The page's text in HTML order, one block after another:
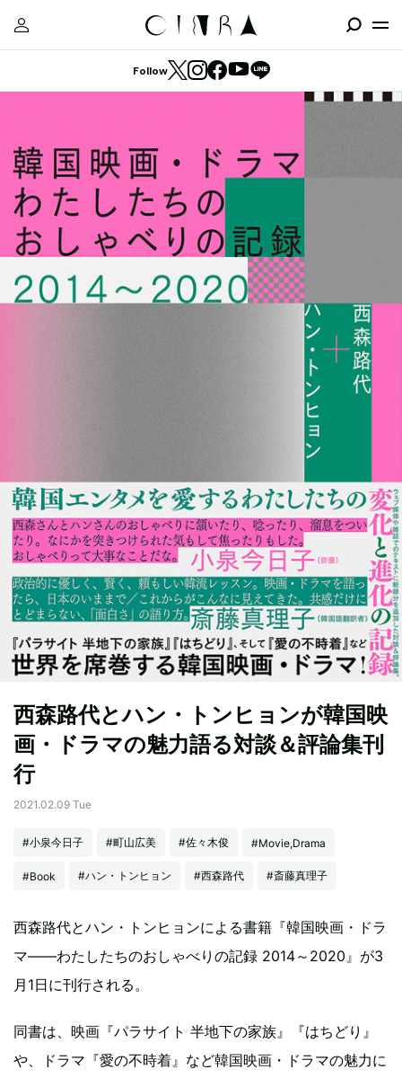
Follow
西森路代とハン・トンヒョンが韓国映
画・ドラマの魅力語る対談＆評論集刊
行
2021.02.09 Tue
#小泉今日子 #町山広美 #佐々木俊 #Movie,Drama
#Book #ハン・トンヒョン #西森路代 #斎藤真理子
西森路代とハン・トンヒョンによる書籍『韓国映画・ドラ
マ――わたしたちのおしゃべりの記録 2014～2020』が3
月1日に刊行される。
同書は、映画『パラサイト 半地下の家族』『はちどり』
や、ドラマ『愛の不時着』など韓国映画・ドラマの魅力に